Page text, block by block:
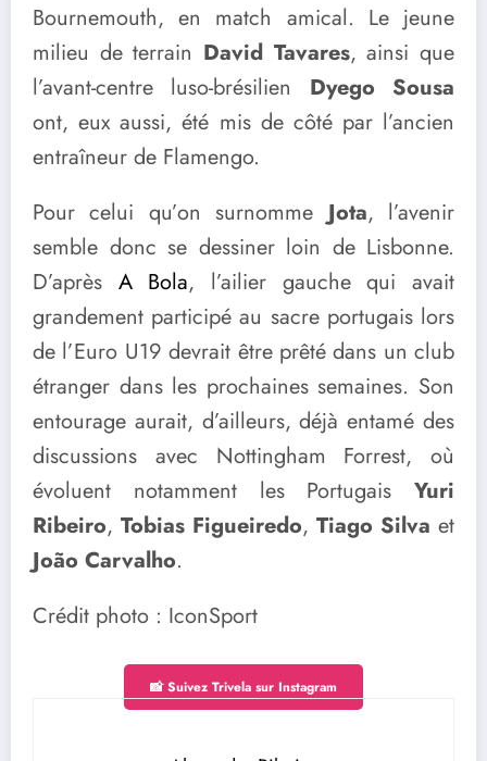
Bournemouth, en match amical. Le jeune
milieu de terrain David Tavares, ainsi que
l’avant-centre luso-brésilien Dyego Sousa
ont, eux aussi, été mis de côté par l’ancien
entraîneur de Flamengo.
Pour celui qu’on surnommeJota, l’avenir
semble donc se dessiner loin de Lisbonne.
D’après A Bola, l’ailier gauche qui avait
grandement participé au sacre portugais lors
de l’Euro U19 devrait être prêté dans un club
étranger dans les prochaines semaines. Son
entourage aurait, d’ailleurs, déjà entamé des
discussions avec Nottingham Forrest, où
évoluent notamment les Portugais Yuri
Ribeiro, Tobias Figueiredo, Tiago Silva et
João Carvalho.
Crédit photo : IconSport
📸 Suivez Trivela sur Instagram